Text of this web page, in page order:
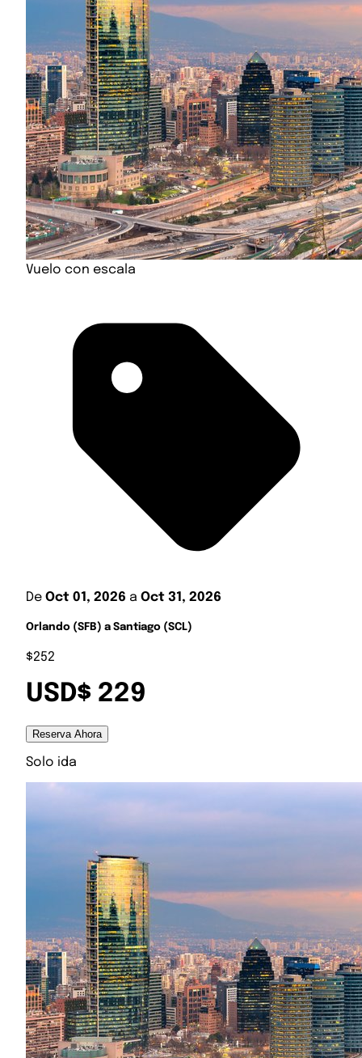
Vuelo con escala
De Oct 01, 2026 a Oct 31, 2026
Orlando (SFB) a Santiago (SCL)
$252
USD$ 229
Reserva Ahora
Solo ida